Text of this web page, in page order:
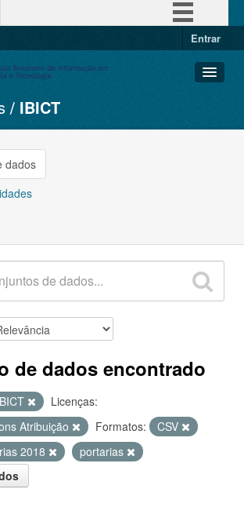
Entrar
IBICT
dados
de dados encontrado
Licenças:
Atribuição
Formatos:
CSV
2018
portarias